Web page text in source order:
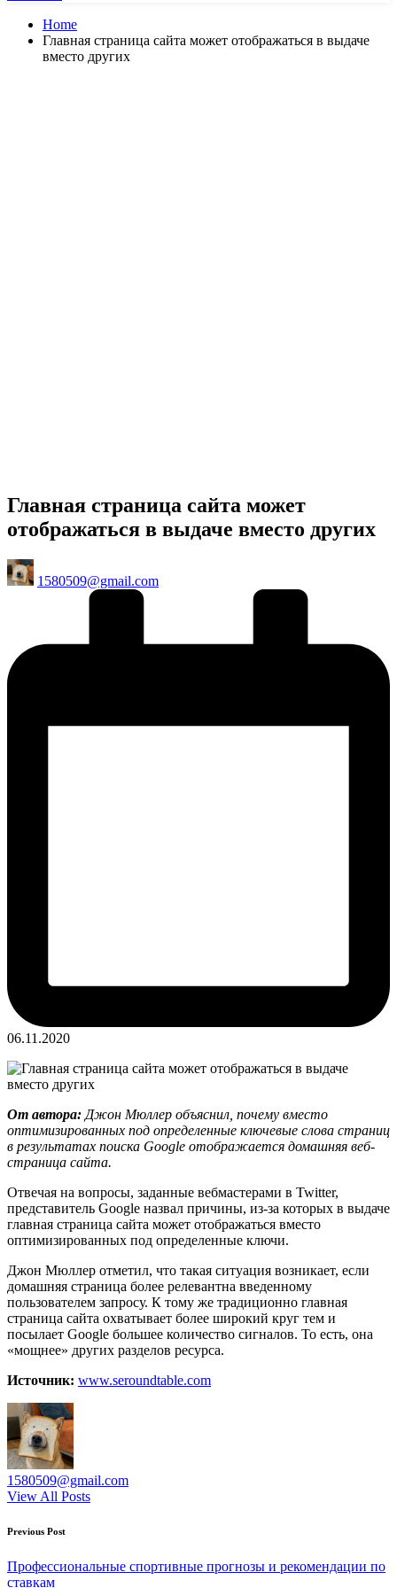
Home
Главная страница сайта может отображаться в выдаче
вместо других
Главная страница сайта может
отображаться в выдаче вместо других
Posted
by
1580509@gmail.com
06.11.2020
От автора: Джон Мюллер объяснил, почему вместо
оптимизированных под определенные ключевые слова страниц
в результатах поиска Google отображается домашняя веб-
страница сайта.
Отвечая на вопросы, заданные вебмастерами в Twitter,
представитель Google назвал причины, из-за которых в выдаче
главная страница сайта может отображаться вместо
оптимизированных под определенные ключи.
Джон Мюллер отметил, что такая ситуация возникает, если
домашняя страница более релевантна введенному
пользователем запросу. К тому же традиционно главная
страница сайта охватывает более широкий круг тем и
посылает Google большее количество сигналов. То есть, она
«мощнее» других разделов ресурса.
Источник: www.seroundtable.com
1580509@gmail.com
View All Posts
Post
navigation
Previous Post
Профессиональные спортивные прогнозы и рекомендации по
ставкам